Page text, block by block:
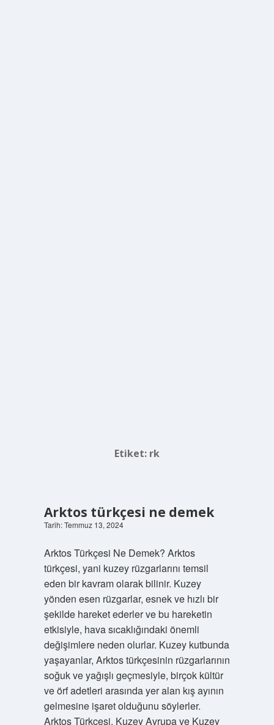
Etiket: rk
Arktos türkçesi ne demek
Tarih: Temmuz 13, 2024
Arktos Türkçesi Ne Demek? Arktos
türkçesi, yani kuzey rüzgarlarını temsil
eden bir kavram olarak bilinir. Kuzey
yönden esen rüzgarlar, esnek ve hızlı bir
şekilde hareket ederler ve bu hareketin
etkisiyle, hava sıcaklığındaki önemli
değişimlere neden olurlar. Kuzey kutbunda
yaşayanlar, Arktos türkçesinin rüzgarlarının
soğuk ve yağışlı geçmesiyle, birçok kültür
ve örf adetleri arasında yer alan kış ayının
gelmesine işaret olduğunu söylerler.
Arktos Türkçesi, Kuzey Avrupa ve Kuzey